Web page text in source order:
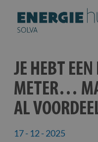
Skip
to
content
JE HEBT
METER…
AL
17 - 12 - 2025